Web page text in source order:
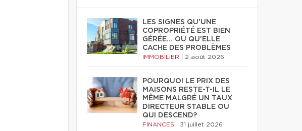
LES SIGNES QU'UNE
COPROPRIÉTÉ EST BIEN
GÉRÉE… OU QU'ELLE
CACHE DES PROBLÈMES
IMMOBILIER 2 août 2026
POURQUOI LE PRIX DES
MAISONS RESTE-T-IL LE
MÊME MALGRÉ UN TAUX
DIRECTEUR STABLE OU
QUI DESCEND?
FINANCES 31 juillet 2026